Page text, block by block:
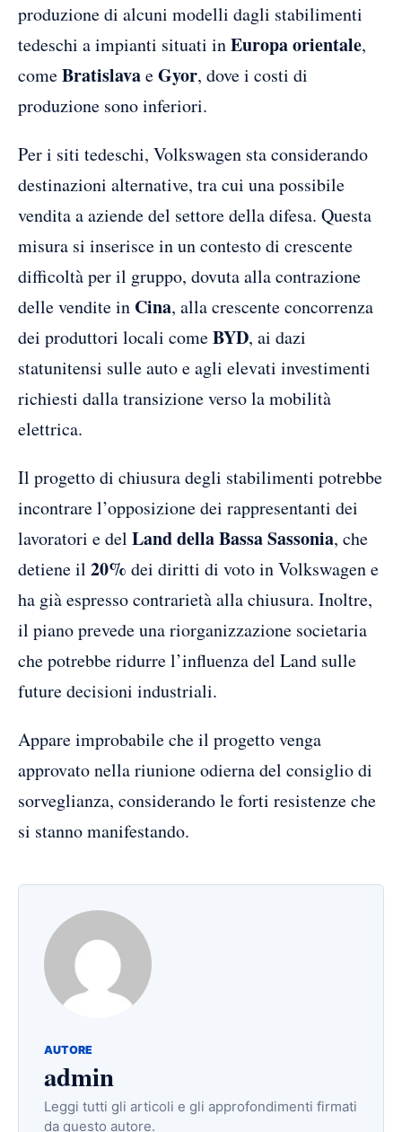
produzione di alcuni modelli dagli stabilimenti
tedeschi a impianti situati inEuropa orientale,
comeBratislavaeGyor, dove i costi di
produzione sono inferiori.
Per i siti tedeschi, Volkswagen sta considerando
destinazioni alternative, tra cui una possibile
vendita a aziende del settore della difesa. Questa
misura si inserisce in un contesto di crescente
difficoltà per il gruppo, dovuta alla contrazione
delle vendite in Cina, alla crescente concorrenza
dei produttori locali comeBYD, ai dazi
statunitensi sulle auto e agli elevati investimenti
richiesti dalla transizione verso la mobilità
elettrica.
Il progetto di chiusura degli stabilimenti potrebbe
incontrare l’opposizione dei rappresentanti dei
lavoratori e del Land della Bassa Sassonia, che
detiene il 20% dei diritti di voto in Volkswagen e
ha già espresso contrarietà alla chiusura. Inoltre,
il piano prevede una riorganizzazione societaria
che potrebbe ridurre l’influenza del Land sulle
future decisioni industriali.
Appare improbabile che il progetto venga
approvato nella riunione odierna del consiglio di
sorveglianza, considerando le forti resistenze che
si stanno manifestando.
AUTORE
admin
Leggi tutti gli articoli e gli approfondimenti firmati
da questo autore.